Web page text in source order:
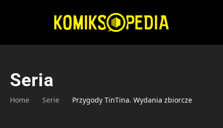
Seria
Home Serie Przygody TinTina. Wydania zbiorcze